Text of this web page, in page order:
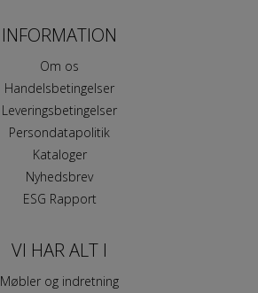
INFORMATION
Om os
Handelsbetingelser
Leveringsbetingelser
Persondatapolitik
Kataloger
Nyhedsbrev
ESG Rapport
VI HAR ALT I
Møbler og indretning